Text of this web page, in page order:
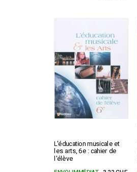
L'éducation musicale et
les arts, 6e : cahier de
l'élève